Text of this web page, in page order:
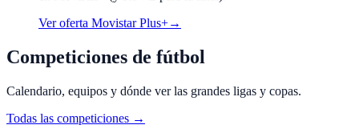
Ver oferta Movistar Plus+→
Competiciones de fútbol
Calendario, equipos y dónde ver las grandes ligas y copas.
Todas las competiciones →